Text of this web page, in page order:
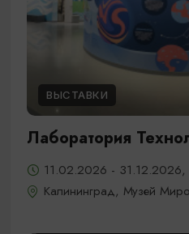
ВЫСТАВКИ
Лаборатория
11.02.2026 -
Калининград, Музей